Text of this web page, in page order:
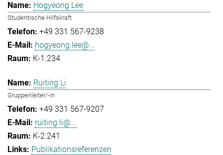
Hogyeong Lee
Studentische Hilfskraft
+49 331 567-9238
hogyeong.lee@...
K-1.234
Ruiting Li
Gruppenleiter/-in
+49 331 567-9207
ruiting.li@...
K-2.241
Publikationsreferenzen